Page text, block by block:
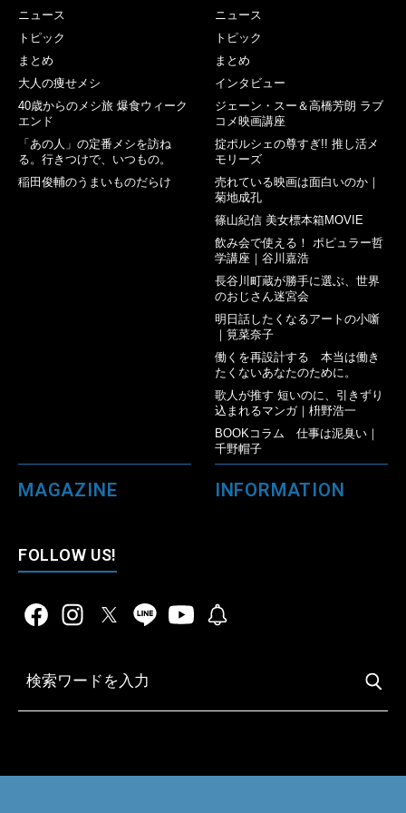
ニュース
トピック
まとめ
大人の痩せメシ
40歳からのメシ旅 爆食ウィーク
エンド
「あの人」の定番メシを訪ね
る。行きつけで、いつもの。
稲田俊輔のうまいものだらけ
ニュース
トピック
まとめ
インタビュー
ジェーン・スー＆高橋芳朗 ラブ
コメ映画講座
掟ポルシェの尊すぎ!! 推し活メ
モリーズ
売れている映画は面白いのか｜
菊地成孔
篠山紀信 美女標本箱MOVIE
飲み会で使える！ ポピュラー哲
学講座｜谷川嘉浩
長谷川町蔵が勝手に選ぶ、世界
のおじさん迷宮会
明日話したくなるアートの小噺
｜筧菜奈子
働くを再設計する 本当は働き
たくないあなたのために。
歌人が推す 短いのに、引きずり
込まれるマンガ｜枡野浩一
BOOKコラム 仕事は泥臭い｜
千野帽子
MAGAZINE INFORMATION
FOLLOW US!